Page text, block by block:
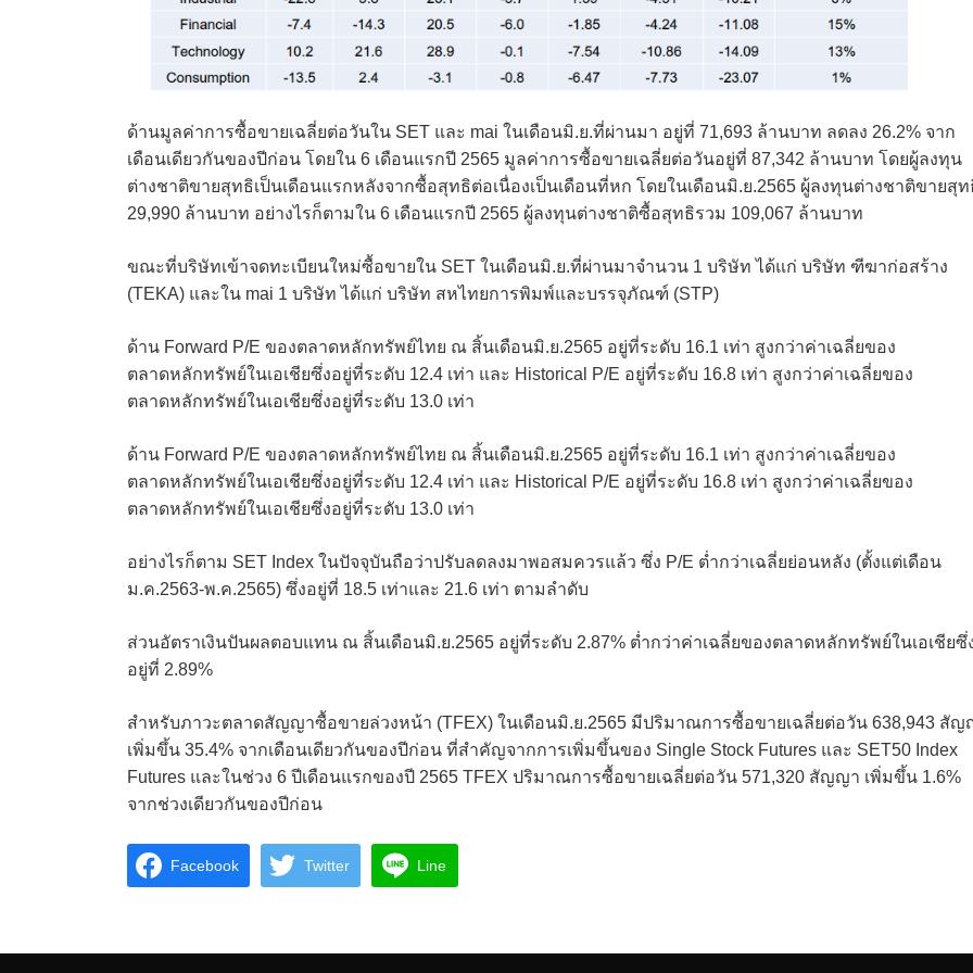
ด้านมูลค่าการซื้อขายเฉลี่ยต่อวันใน SET และ mai ในเดือนมิ.ย.ที่ผ่านมา อยู่ที่ 71,693 ล้านบาท ลดลง 26.2% จาก
เดือนเดียวกันของปีก่อน โดยใน 6 เดือนแรกปี 2565 มูลค่าการซื้อขายเฉลี่ยต่อวันอยู่ที่ 87,342 ล้านบาท โดยผู้ลงทุน
ต่างชาติขายสุทธิเป็นเดือนแรกหลังจากซื้อสุทธิต่อเนื่องเป็นเดือนที่หก โดยในเดือนมิ.ย.2565 ผู้ลงทุนต่างชาติขายสุ
29,990 ล้านบาท อย่างไรก็ตามใน 6 เดือนแรกปี 2565 ผู้ลงทุนต่างชาติซื้อสุทธิรวม 109,067 ล้านบาท
ขณะที่บริษัทเข้าจดทะเบียนใหม่ซื้อขายใน SET ในเดือนมิ.ย.ที่ผ่านมาจำนวน 1 บริษัท ได้แก่ บริษัท ฑีฆาก่อสร้าง
(TEKA) และใน mai 1 บริษัท ได้แก่ บริษัท สหไทยการพิมพ์และบรรจุภัณฑ์ (STP)
ด้าน Forward P/E ของตลาดหลักทรัพย์ไทย ณ สิ้นเดือนมิ.ย.2565 อยู่ที่ระดับ 16.1 เท่า สูงกว่าค่าเฉลี่ยของ
ตลาดหลักทรัพย์ในเอเชียซึ่งอยู่ที่ระดับ 12.4 เท่า และ Historical P/E อยู่ที่ระดับ 16.8 เท่า สูงกว่าค่าเฉลี่ยของ
ตลาดหลักทรัพย์ในเอเชียซึ่งอยู่ที่ระดับ 13.0 เท่า
ด้าน Forward P/E ของตลาดหลักทรัพย์ไทย ณ สิ้นเดือนมิ.ย.2565 อยู่ที่ระดับ 16.1 เท่า สูงกว่าค่าเฉลี่ยของ
ตลาดหลักทรัพย์ในเอเชียซึ่งอยู่ที่ระดับ 12.4 เท่า และ Historical P/E อยู่ที่ระดับ 16.8 เท่า สูงกว่าค่าเฉลี่ยของ
ตลาดหลักทรัพย์ในเอเชียซึ่งอยู่ที่ระดับ 13.0 เท่า
อย่างไรก็ตาม SET Index ในปัจจุบันถือว่าปรับลดลงมาพอสมควรแล้ว ซึ่ง P/E ต่ำกว่าเฉลี่ยย่อนหลัง (ตั้งแต่เดือน
ม.ค.2563-พ.ค.2565) ซึ่งอยู่ที่ 18.5 เท่าและ 21.6 เท่า ตามลำดับ
ส่วนอัตราเงินปันผลตอบแทน ณ สิ้นเดือนมิ.ย.2565 อยู่ที่ระดับ 2.87% ต่ำกว่าค่าเฉลี่ยของตลาดหลักทรัพย์ในเอเชียซึ่
อยู่ที่ 2.89%
สำหรับภาวะตลาดสัญญาซื้อขายล่วงหน้า (TFEX) ในเดือนมิ.ย.2565 มีปริมาณการซื้อขายเฉลี่ยต่อวัน 638,943 สัญ
เพิ่มขึ้น 35.4% จากเดือนเดียวกันของปีก่อน ที่สำคัญจากการเพิ่มขึ้นของ Single Stock Futures และ SET50 Index
Futures และในช่วง 6 ปีเดือนแรกของปี 2565 TFEX ปริมาณการซื้อขายเฉลี่ยต่อวัน 571,320 สัญญา เพิ่มขึ้น 1.6%
จากช่วงเดียวกันของปีก่อน
Facebook Twitter Line